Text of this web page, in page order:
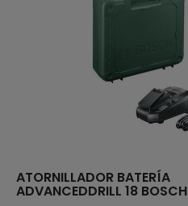
ATORNILLADOR BATERÍA
ADVANCEDDRILL 18 BOSCH